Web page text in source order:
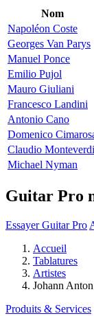
Nom
Napoléon Coste
Georges Van Parys
Manuel Ponce
Emilio Pujol
Mauro Giuliani
Francesco Landini
Antonio Cano
Domenico
Claudio Monteverdi
Michael Nyman
Guitar Pro
Essayer Guitar Pro
Accueil
Tablatures
Artistes
Johann
Produits & Services